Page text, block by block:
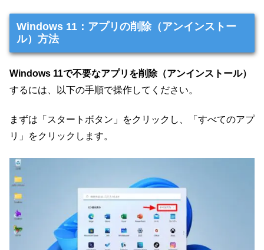
Windows 11：アプリの削除（アンインストー
ル）方法
Windows 11で不要なアプリを削除（アンインストール）
するには、以下の手順で操作してください。
まずは「スタートボタン」をクリックし、「すべてのアプ
リ」をクリックします。